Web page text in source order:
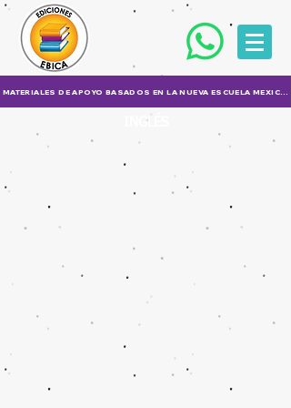
MATERIALES DE APOYO BASADOS EN LA NUEVA ESCUELA
INGLÉS